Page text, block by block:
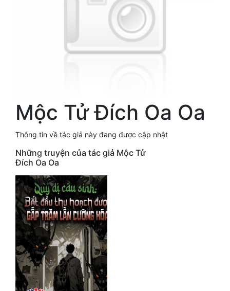
Truyện ngắn
Xa Lộ Dịch
Cung Đấu
Cạnh Kỹ
Cổ Tiên Hiệp
Cổ Đại
Du Hí
Dã Sử
Mộc Tử Đích Oa Oa
Thông tin về tác giả này đang được cập nhật
Những truyện của tác giả Mộc Tử
Đích Oa Oa